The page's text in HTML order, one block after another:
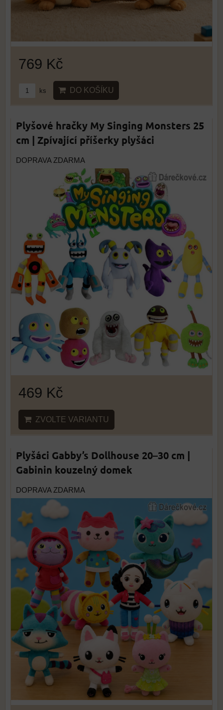
769 Kč
ks DO KOŠÍKU
Plyšové hračky My Singing Monsters 25
cm | Zpívající příšerky plyšáci
DOPRAVA ZDARMA
469 Kč
ZVOLTE VARIANTU
Plyšáci Gabby’s Dollhouse 20–30 cm |
Gabinin kouzelný domek
DOPRAVA ZDARMA